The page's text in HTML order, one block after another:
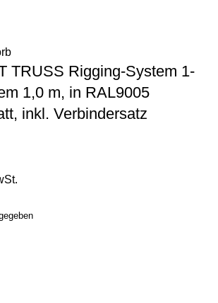
TRUSS Rigging-System 1-
1,0 m, in RAL9005
inkl. Verbindersatz